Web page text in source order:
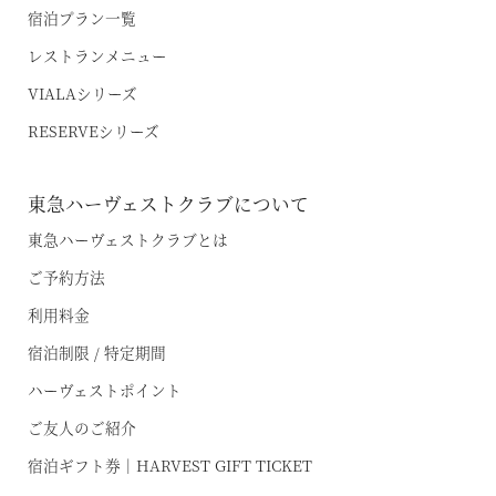
空室状況のご確認はこちら
オンライン予約はこちら
※ご利用には「 My Harvest 」へのログインが必要です
お電話でのご予約はこちら
宿泊プラン一覧
レストランメニュー
VIALAシリーズ
RESERVEシリーズ
東急ハーヴェストクラブについて
東急ハーヴェストクラブとは
ご予約方法
利用料金
宿泊制限 / 特定期間
ハーヴェストポイント
ご友人のご紹介
宿泊ギフト券｜HARVEST GIFT TICKET